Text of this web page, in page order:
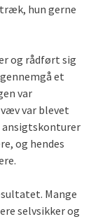
hun gerne
og rådført sig
et
var
var blevet
ansigtskonturer
og hendes
Mange
selvsikker og